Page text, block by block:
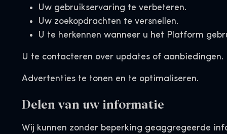
Uw gebruikservaring te verbeteren.
Uw zoekopdrachten te versnellen.
U te herkennen wanneer u het Platform
U te contacteren over updates of aanbiedingen.
Advertenties te tonen en te optimaliseren.
Delen van uw informatie
Wij kunnen zonder beperking geaggregeerde